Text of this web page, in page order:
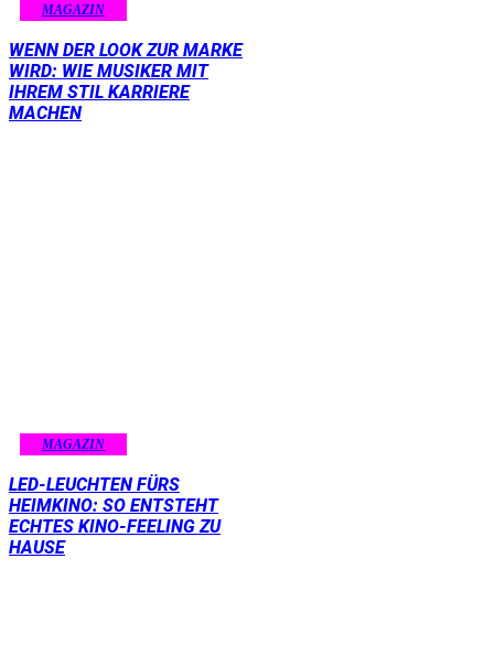
MAGAZIN
WENN DER LOOK ZUR MARKE
WIRD: WIE MUSIKER MIT
IHREM STIL KARRIERE
MACHEN
MAGAZIN
LED-LEUCHTEN FÜRS
HEIMKINO: SO ENTSTEHT
ECHTES KINO-FEELING ZU
HAUSE